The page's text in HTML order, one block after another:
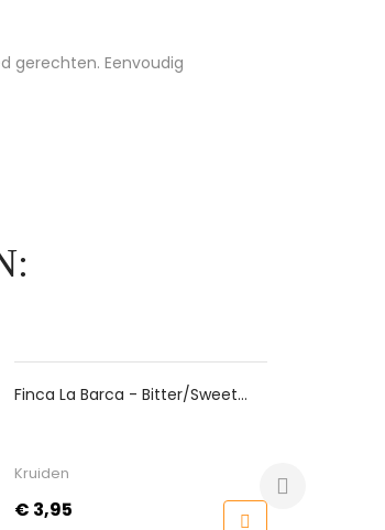
gerechten. Eenvoudig
La Barca - Bitter/Sweet